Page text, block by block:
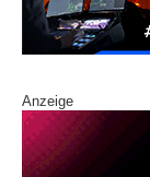
Anzeige